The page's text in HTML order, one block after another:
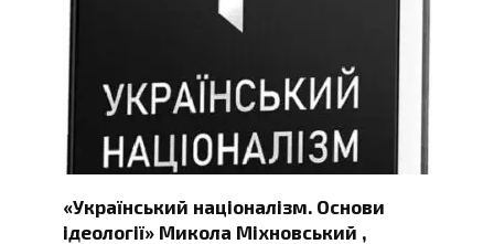
«Український націоналізм. Основи
ідеології» Микола Міхновський ,